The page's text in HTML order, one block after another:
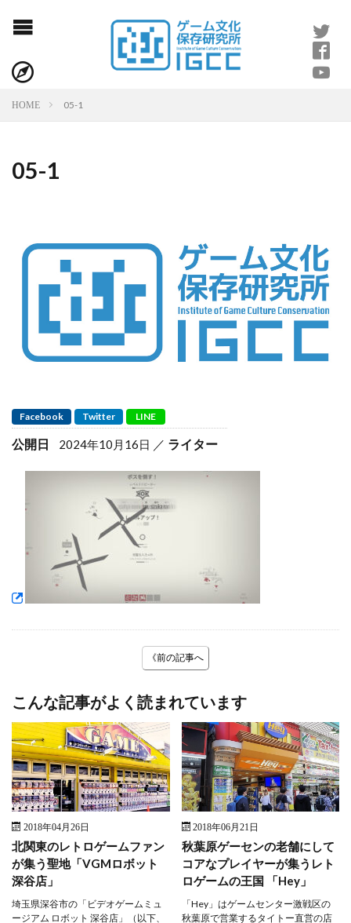
HOME 05-1
05-1
Facebook Twitter LINE
公開日 2024年10月16日 ライター
《前の記事へ
こんな記事がよく読まれています
2018年04月26日
北関東のレトロゲームファン
が集う聖地「VGMロボット
深谷店」
埼玉県深谷市の「ビデオゲームミュ
ージアム ロボット 深谷店」（以下、
2018年06月21日
秋葉原ゲーセンの老舗にして
コアなプレイヤーが集うレト
ロゲームの王国 「Hey」
「Hey」はゲームセンター激戦区の
秋葉原で営業するタイトー直営の店